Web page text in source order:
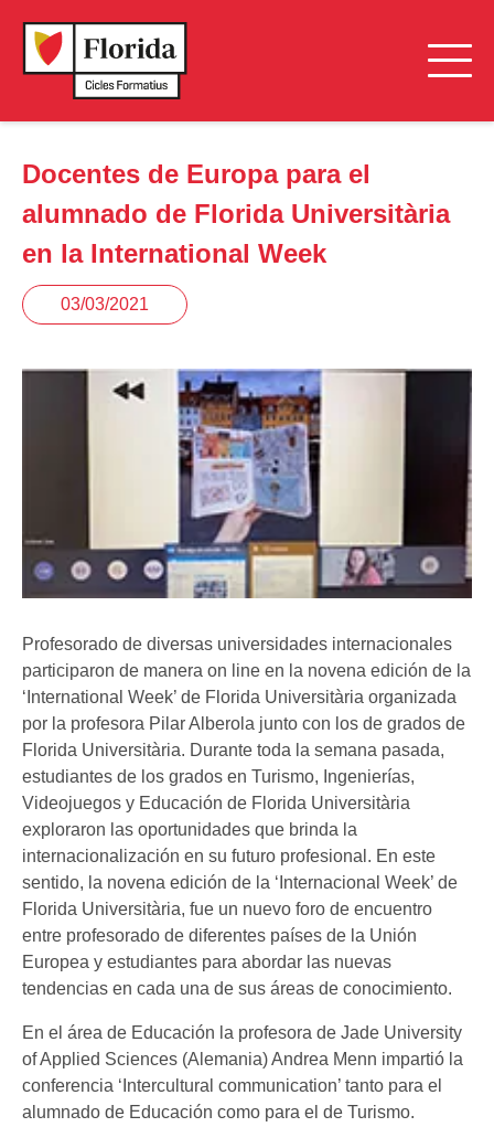
Docentes de Europa para el
alumnado de Florida Universitària
en la International Week
03/03/2021
Profesorado de diversas universidades internacionales
participaron de manera on line en la novena edición de la
‘International Week’ de Florida Universitària organizada
por la profesora Pilar Alberola junto con los de grados de
Florida Universitària. Durante toda la semana pasada,
estudiantes de los grados en Turismo, Ingenierías,
Videojuegos y Educación de Florida Universitària
exploraron las oportunidades que brinda la
internacionalización en su futuro profesional. En este
sentido, la novena edición de la ‘Internacional Week’ de
Florida Universitària, fue un nuevo foro de encuentro
entre profesorado de diferentes países de la Unión
Europea y estudiantes para abordar las nuevas
tendencias en cada una de sus áreas de conocimiento.
En el área de Educación la profesora de Jade University
of Applied Sciences (Alemania) Andrea Menn impartió la
conferencia ‘Intercultural communication’ tanto para el
alumnado de Educación como para el de Turismo.